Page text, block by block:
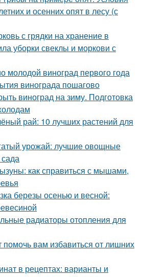
и осенних опят в лесу (с
с грядки на хранение в
уборки свеклы и моркови с
молодой виноград первого года
винограда пошагово
виноград на зиму. Подготовка
рай: 10 лучших растений для
урожай: лучшие овощные
как справиться с мышами,
березы осенью и весной:
радиаторы отопления для
вам избавиться от лишних
в рецептах: варианты и